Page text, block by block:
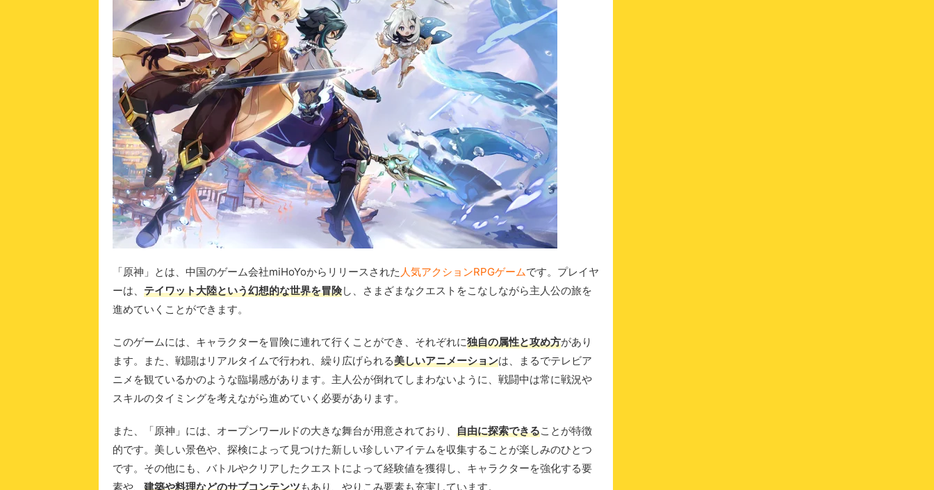
「原神」とは、中国のゲーム会社miHoYoからリリースされた 人気アクションRPGゲームです。プレイヤ
ーは、 テイワット大陸という幻想的な世界を冒険し、さまざまなクエストをこなしながら主人公の旅を
進めていくことができます。
このゲームには、キャラクターを冒険に連れて行くことができ、それぞれに独自の属性と攻め方があり
ます。また、戦闘はリアルタイムで行われ、繰り広げられる美しいアニメーションは、まるでテレビア
ニメを観ているかのような臨場感があります。主人公が倒れてしまわないように、戦闘中は常に戦況や
スキルのタイミングを考えながら進めていく必要があります。
また、「原神」には、オープンワールドの大きな舞台が用意されており、 自由に探索できることが特徴
的です。美しい景色や、探検によって見つけた新しい珍しいアイテムを収集することが楽しみのひとつ
です。その他にも、バトルやクリアしたクエストによって経験値を獲得し、キャラクターを強化する要
素や、 建築や料理などのサブコンテンツもあり、やりこみ要素も充実しています。